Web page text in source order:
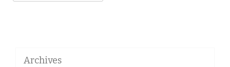
Archives